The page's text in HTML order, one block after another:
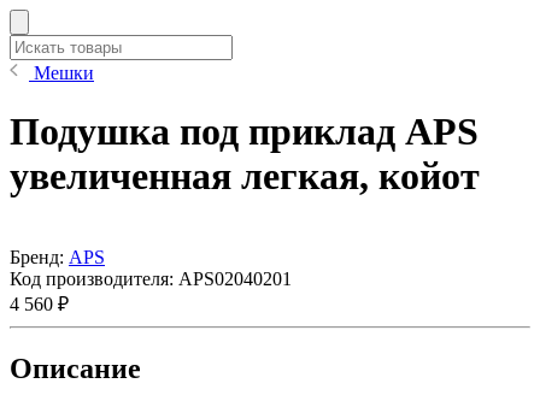
Мешки
Подушка под приклад APS
увеличенная легкая, койот
Бренд: APS
Код производителя: APS02040201
4 560 ₽
Описание